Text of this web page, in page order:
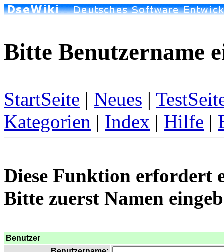
Bitte Benutzername
StartSeite | Neues |
Kategorien | Index | Hilfe |
Diese Funktion erfordert
Bitte zuerst Namen
Benutzer